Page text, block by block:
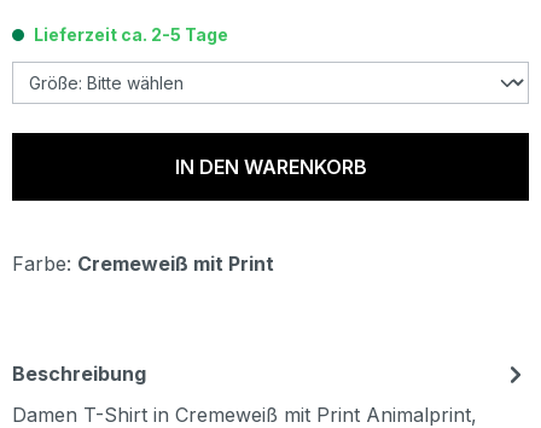
Lieferzeit ca. 2-5 Tage
IN DEN WARENKORB
Farbe: Cremeweiß mit Print
Beschreibung
Damen T-Shirt in Cremeweiß mit Print Animalprint,